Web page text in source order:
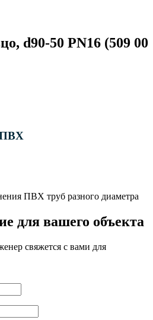
d90-50 PN16 (509 00
ПВХ
ПВХ труб разного диаметра
для вашего объекта
свяжется с вами для